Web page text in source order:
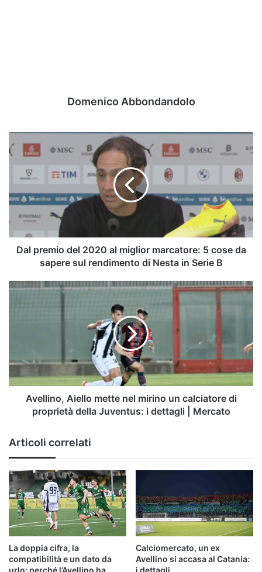
Domenico Abbondandolo
premio
2020
miglior
5
cose
rendimento
Dal premio del 2020 al miglior marcatore: 5 cose da
sapere sul rendimento di Nesta in Serie B
Avellino,
calciatore
proprietà
Juventus:
|
Mercato
Avellino, Aiello mette nel mirino un calciatore di
proprietà della Juventus: i dettagli | Mercato
Articoli correlati
La doppia cifra, la
compatibilità e un dato da
Calciomercato, un ex
Avellino si accasa al Catania: